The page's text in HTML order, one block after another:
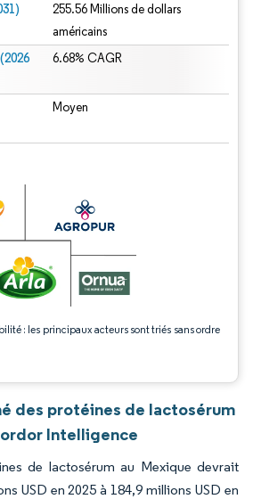
255.56 Millions de dollars
américains
6.68% CAGR
Moyen
: les principaux acteurs sont triés sans ordre
La réutilisation nécessite une attribution sous CC
des protéines de lactosérum
Intelligence
de lactosérum au Mexique devrait
USD en 2025 à 184,9 millions USD en